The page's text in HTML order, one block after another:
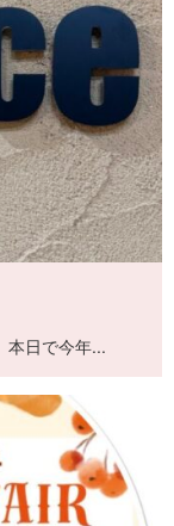
本日で今年...